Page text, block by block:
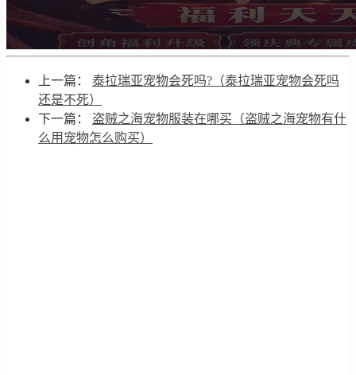
上一篇： 泰拉瑞亚宠物会死吗?（泰拉瑞亚宠物会死吗
还是不死）
下一篇： 盗贼之海宠物服装在哪买（盗贼之海宠物有什
么用宠物怎么购买）